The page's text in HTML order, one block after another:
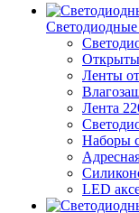
Ленты
Лента
Наборы
LED